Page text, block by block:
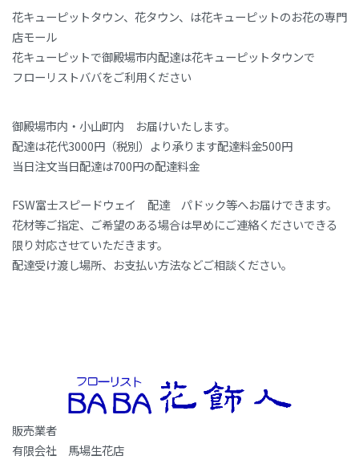
花キューピットタウン、花タウン、は花キューピットのお花の専門
店モール
花キューピットで御殿場市内配達は花キューピットタウンで
フローリストババをご利用ください
御殿場市内・小山町内 お届けいたします。
配達は花代3000円（税別）より承ります配達料金500円
当日注文当日配達は700円の配達料金
FSW富士スピードウェイ 配達 パドック等へお届けできます。
花材等ご指定、ご希望のある場合は早めにご連絡くださいできる
限り対応させていただきます。
配達受け渡し場所、お支払い方法などご相談ください。
販売業者
有限会社 馬場生花店